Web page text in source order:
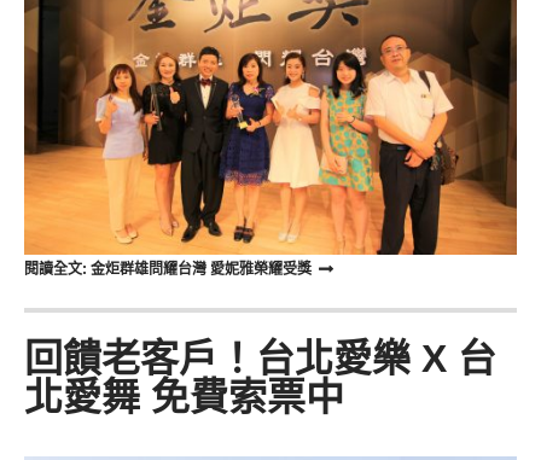
閱讀全文: 金炬群雄問耀台灣 愛妮雅榮耀受獎
回饋老客戶！台北愛樂 X 台
北愛舞 免費索票中